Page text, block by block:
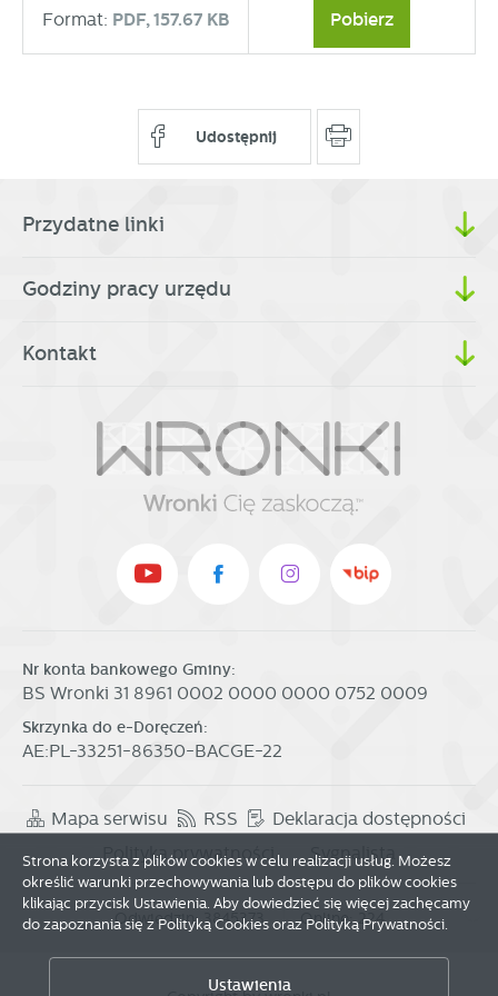
Format: PDF,157.67 KB Pobierz
Udostępnij
Przydatne linki
Godziny pracy urzędu
Kontakt
Nr konta bankowego Gminy:
BS Wronki 31 8961 0002 0000 0000 0752 0009
Skrzynka do e-Doręczeń:
AE:PL-33251-86350-BACGE-22
Mapa serwisu RSS
Deklaracja dostępności
Polityka prywatności
Sygnalista
Odwiedzin: 3845373 Online: 224
Strona korzysta z plików cookies w celu realizacji usług. Możesz
określić warunki przechowywania lub dostępu do plików cookies
klikając przycisk Ustawienia. Aby dowiedzieć się więcej zachęcamy
do zapoznania się z Polityką Cookies oraz Polityką Prywatności.
Ustawienia
w charakterze pośredników prezentujących nasze treści w
postaci wiadomości, ofert, komunikatów mediów